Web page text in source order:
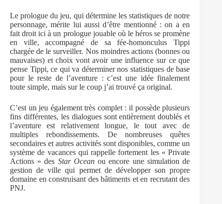
Le prologue du jeu, qui détermine les statistiques de notre
personnage, mérite lui aussi d’être mentionné : on a en
fait droit ici à un prologue jouable où le héros se promène
en ville, accompagné de sa fée-homonculus Tippi
chargée de le surveiller. Nos moindres actions (bonnes ou
mauvaises) et choix vont avoir une influence sur ce que
pense Tippi, ce qui va déterminer nos statistiques de base
pour le reste de l’aventure : c’est une idée finalement
toute simple, mais sur le coup j’ai trouvé ça original.
C’est un jeu également très complet : il possède plusieurs
fins différentes, les dialogues sont entièrement doublés et
l’aventure est relativement longue, le tout avec de
multiples rebondissements. De nombreuses quêtes
secondaires et autres activités sont disponibles, comme un
système de vacances qui rappelle fortement les « Private
Actions » des Star Oceanou encore une simulation de
gestion de ville qui permet de développer son propre
domaine en construisant des bâtiments et en recrutant des
PNJ.